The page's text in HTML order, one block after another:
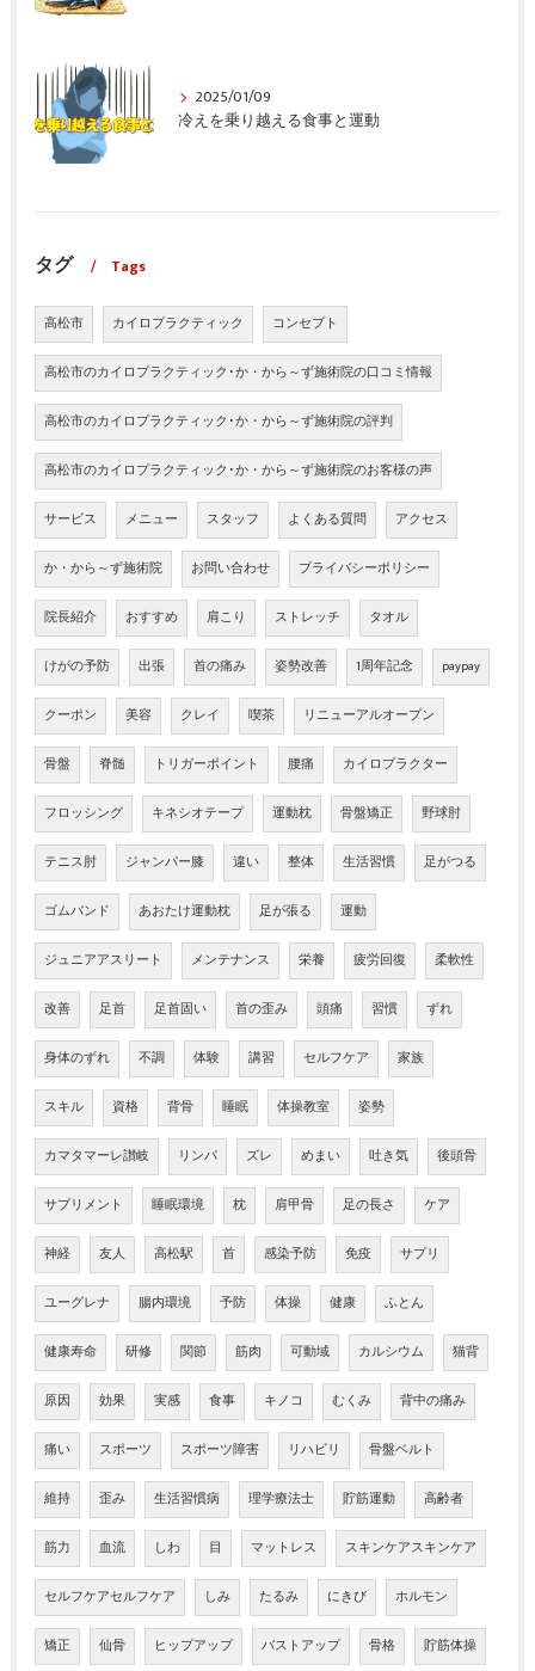
2025/01/09
冷えを乗り越える食事と運動
タグ Tags
高松市 カイロプラクティック コンセプト
高松市のカイロプラクティック･か・から～ず施術院の口コミ情報
高松市のカイロプラクティック･か・から～ず施術院の評判
高松市のカイロプラクティック･か・から～ず施術院のお客様の声
サービス メニュー スタッフ よくある質問 アクセス
か・から～ず施術院 お問い合わせ プライバシーポリシー
院長紹介 おすすめ 肩こり ストレッチ タオル
けがの予防 出張 首の痛み 姿勢改善 1周年記念 paypay
クーポン 美容 クレイ 喫茶 リニューアルオープン
骨盤 脊髄 トリガーポイント 腰痛 カイロプラクター
フロッシング キネシオテープ 運動枕 骨盤矯正 野球肘
テニス肘 ジャンパー膝 違い 整体 生活習慣 足がつる
ゴムバンド あおたけ運動枕 足が張る 運動
ジュニアアスリート メンテナンス 栄養 疲労回復 柔軟性
改善 足首 足首固い 首の歪み 頭痛 習慣 ずれ
身体のずれ 不調 体験 講習 セルフケア 家族
スキル 資格 背骨 睡眠 体操教室 姿勢
カマタマーレ讃岐 リンパ ズレ めまい 吐き気 後頭骨
サプリメント 睡眠環境 枕 肩甲骨 足の長さ ケア
神経 友人 高松駅 首 感染予防 免疫 サプリ
ユーグレナ 腸内環境 予防 体操 健康 ふとん
健康寿命 研修 関節 筋肉 可動域 カルシウム 猫背
原因 効果 実感 食事 キノコ むくみ 背中の痛み
痛い スポーツ スポーツ障害 リハビリ 骨盤ベルト
維持 歪み 生活習慣病 理学療法士 貯筋運動 高齢者
筋力 血流 しわ 目 マットレス スキンケアスキンケア
セルフケアセルフケア しみ たるみ にきび ホルモン
矯正 仙骨 ヒップアップ バストアップ 骨格 貯筋体操